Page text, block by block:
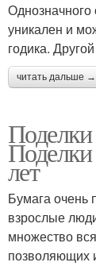
Однозначного
уникален и
годика.
читать дальше →
Поделки
Поделки
лет
Бумага очень
взрослые
множество
позволяющих